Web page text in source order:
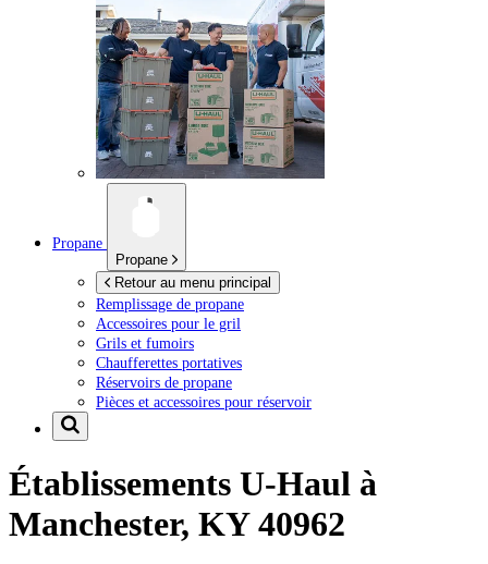
Propane
Propane
Retour au menu principal
Remplissage de propane
Accessoires pour le gril
Grils et fumoirs
Chaufferettes portatives
Réservoirs de propane
Pièces et accessoires pour réservoir
Établissements U-Haul à
Manchester, KY 40962